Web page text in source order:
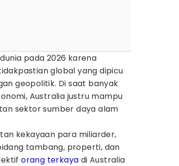
pada 2026 karena
global yang dipicu
geopolitik. Di saat banyak
Australia justru mampu
sektor sumber daya alam
kekayaan para miliarder,
tambang, properti, dan
orang terkaya di Australia